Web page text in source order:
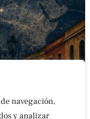
navegación,
y analizar